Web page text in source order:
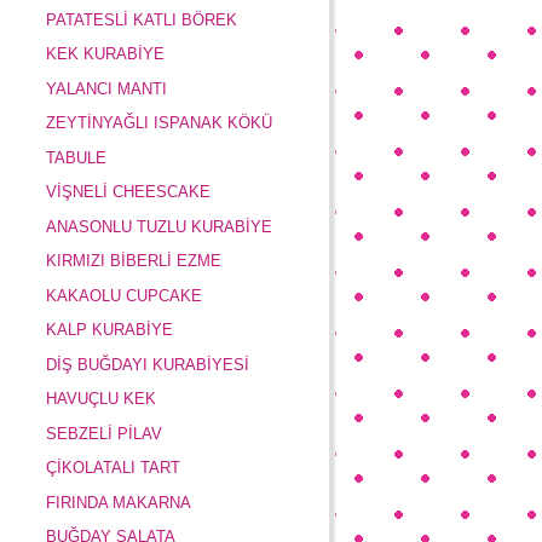
PATATESLİ KATLI BÖREK
KEK KURABİYE
YALANCI MANTI
ZEYTİNYAĞLI ISPANAK KÖKÜ
TABULE
VİŞNELİ CHEESCAKE
ANASONLU TUZLU KURABİYE
KIRMIZI BİBERLİ EZME
KAKAOLU CUPCAKE
KALP KURABİYE
DİŞ BUĞDAYI KURABİYESİ
HAVUÇLU KEK
SEBZELİ PİLAV
ÇİKOLATALI TART
FIRINDA MAKARNA
BUĞDAY SALATA